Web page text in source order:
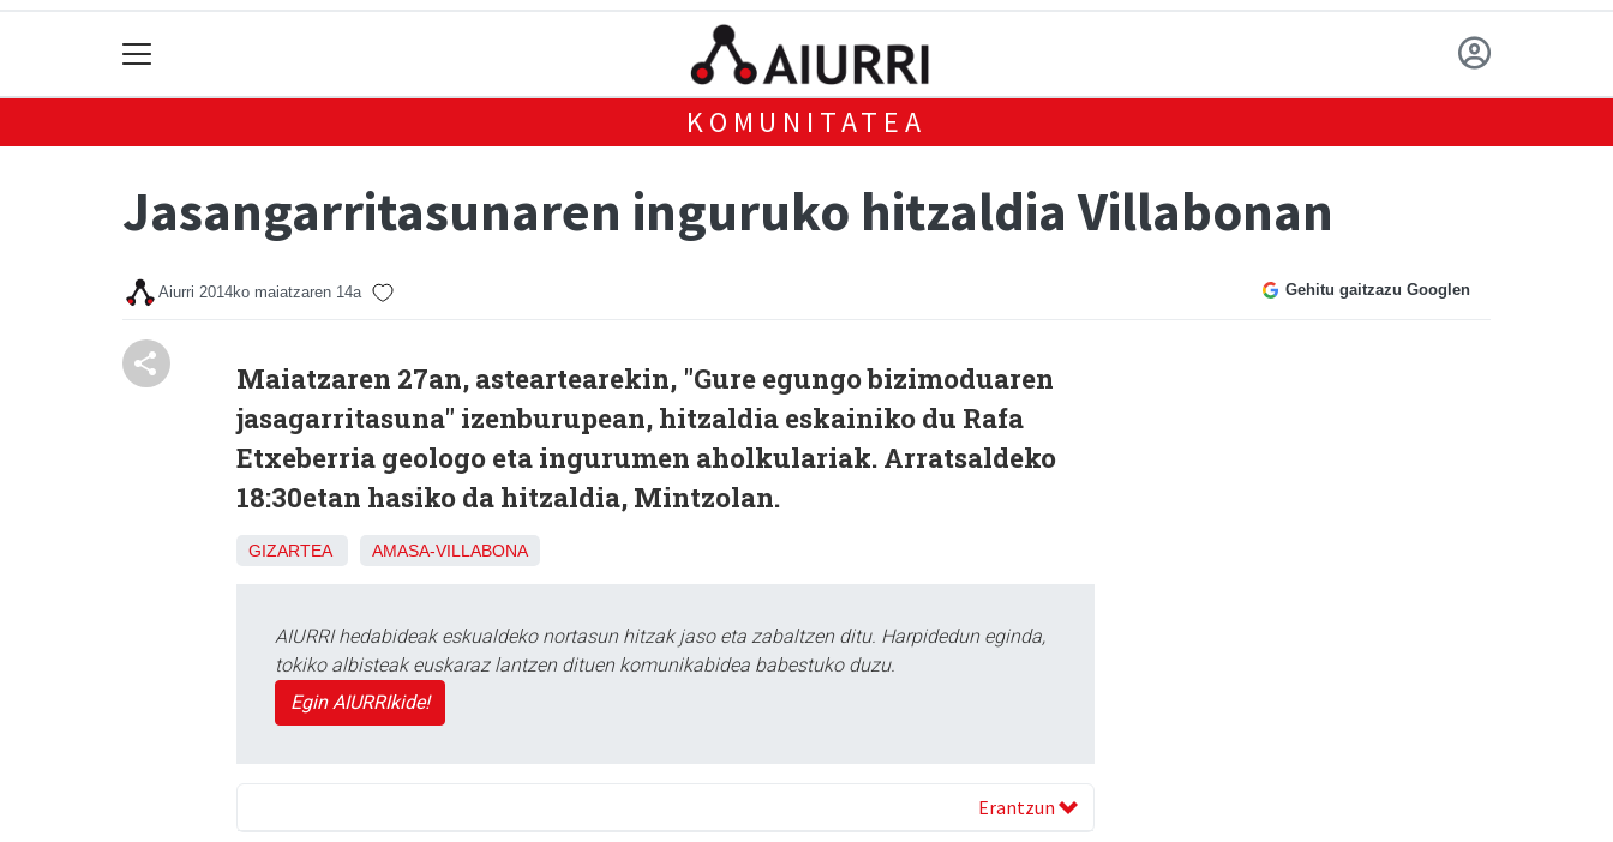
KOMUNITATEA
Jasangarritasunaren inguruko hitzaldia Villabonan
Aiurri 2014ko maiatzaren 14a Gehitu gaitzazu Googlen
Maiatzaren 27an, asteartearekin, "Gure egungo bizimoduaren
jasagarritasuna" izenburupean, hitzaldia eskainiko du Rafa
Etxeberria geologo eta ingurumen aholkulariak. Arratsaldeko
18:30etan hasiko da hitzaldia, Mintzolan.
GIZARTEA AMASA-VILLABONA
AIURRI hedabideak eskualdeko nortasun hitzak jaso eta zabaltzen ditu. Harpidedun eginda,
tokiko albisteak euskaraz lantzen dituen komunikabidea babestuko duzu.
Egin AIURRIkide!
Erantzun